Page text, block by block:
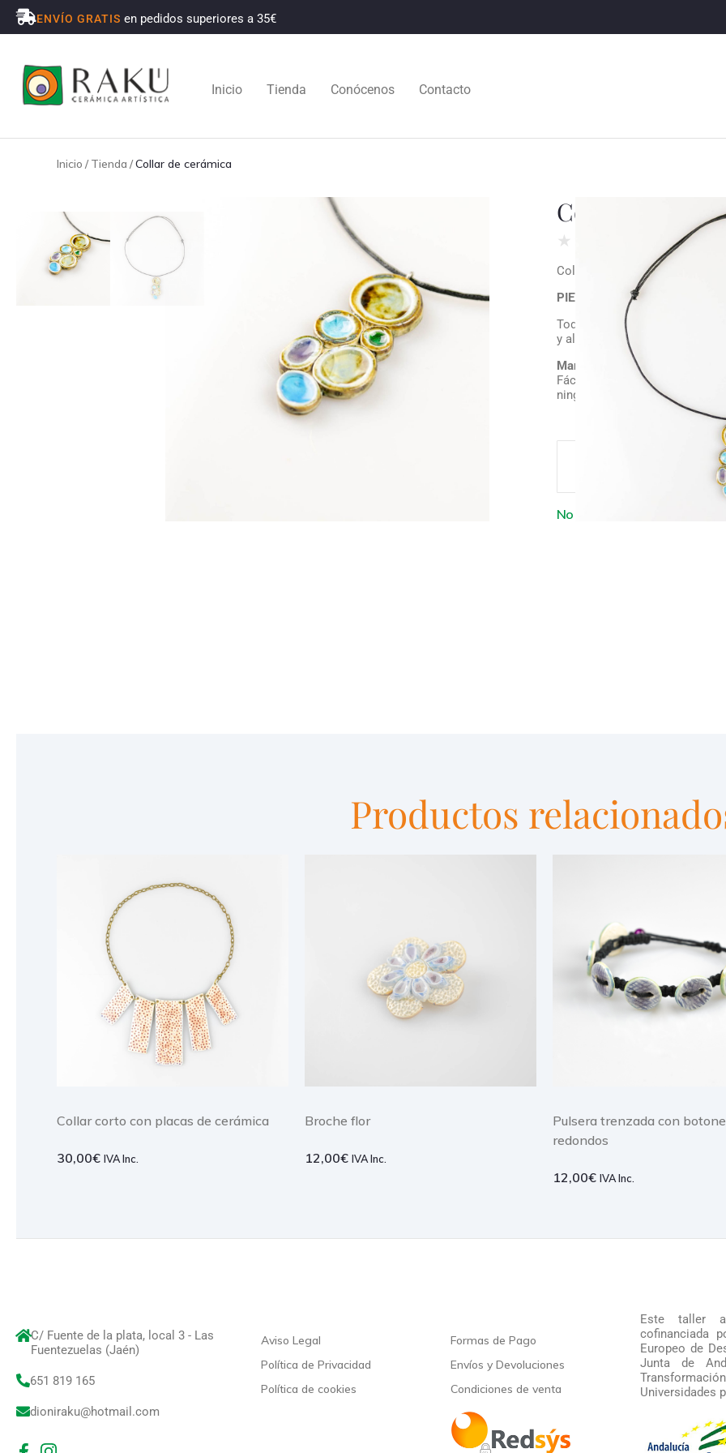
ENVÍO GRATIS en pedidos superiores a 35€
Inicio Tienda Conócenos Contacto
Inicio / Tienda /Collar de cerámica
Collar de
★
Collar de cerámica con
PIEZA ÚNICA
Todas nuestras creaciones
y alguna pequeña diferencia
Mantenimiento:
Fácil limpieza con cualquier
ningún deterioro. También
No se encontraron
Productos
Collar corto con placas de cerámica
30,00€ IVA Inc.
Broche flor
12,00€ IVA Inc.
Pulsera trenzada con
redondos
12,00€ IVA Inc.
C/ Fuente de la plata, local 3 - Las
Fuentezuelas (Jaén)
651 819 165
dioniraku@hotmail.com
Aviso Legal
Política de Privacidad
Política de cookies
Formas de Pago
Envíos y Devoluciones
Condiciones de venta
Este taller
cofinanciada
Europeo de
Junta de
Universidades